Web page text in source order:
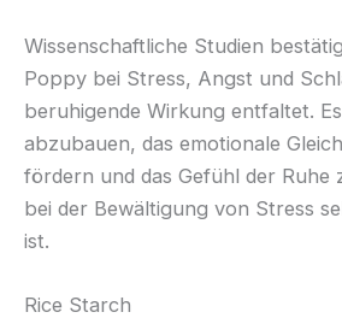
Wissenschaftliche Studien
Poppy bei Stress, Angst und
beruhigende Wirkung entfaltet.
abzubauen, das emotionale
fördern und das Gefühl der Ruhe
bei der Bewältigung von Stress
ist.
Rice Starch